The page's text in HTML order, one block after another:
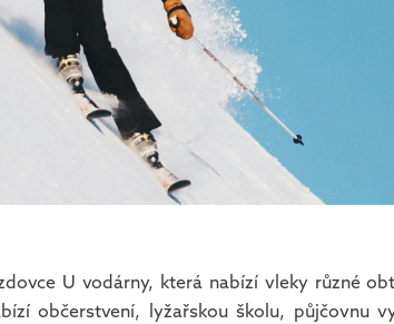
U vodárny, která nabízí vleky různé
občerstvení, lyžařskou školu, půjčovnu